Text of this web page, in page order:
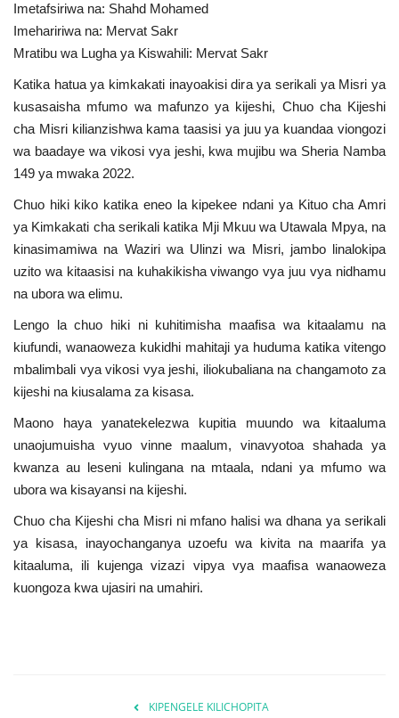
Timu yetu
Urithi wa Nasser
Harakati ya Nasser kwa Vijana
Habari
Kanuni na Masharti ya Udhamini wa
Nasser
Udhamini wa Nasser
Waanzilishi
Raia wa ulimwengu mzima
Nyaraka
Nafasi
Washiriki
Video
Imetafsiriwa na: Shahd Mohamed
Imehaririwa na: Mervat Sakr
Mratibu wa Lugha ya Kiswahili: Mervat Sakr
Katika hatua ya kimkakati inayoakisi dira ya serikali ya Misri ya
kusasaisha mfumo wa mafunzo ya kijeshi, Chuo cha Kijeshi
cha Misri kilianzishwa kama taasisi ya juu ya kuandaa viongozi
wa baadaye wa vikosi vya jeshi, kwa mujibu wa Sheria Namba
149 ya mwaka 2022.
Chuo hiki kiko katika eneo la kipekee ndani ya Kituo cha Amri
ya Kimkakati cha serikali katika Mji Mkuu wa Utawala Mpya, na
kinasimamiwa na Waziri wa Ulinzi wa Misri, jambo linalokipa
uzito wa kitaasisi na kuhakikisha viwango vya juu vya nidhamu
na ubora wa elimu.
Lengo la chuo hiki ni kuhitimisha maafisa wa kitaalamu na
kiufundi, wanaoweza kukidhi mahitaji ya huduma katika vitengo
mbalimbali vya vikosi vya jeshi, iliokubaliana na changamoto za
kijeshi na kiusalama za kisasa.
Maono haya yanatekelezwa kupitia muundo wa kitaaluma
unaojumuisha vyuo vinne maalum, vinavyotoa shahada ya
kwanza au leseni kulingana na mtaala, ndani ya mfumo wa
ubora wa kisayansi na kijeshi.
Chuo cha Kijeshi cha Misri ni mfano halisi wa dhana ya serikali
ya kisasa, inayochanganya uzoefu wa kivita na maarifa ya
kitaaluma, ili kujenga vizazi vipya vya maafisa wanaoweza
kuongoza kwa ujasiri na umahiri.
KIPENGELE KILICHOPITA